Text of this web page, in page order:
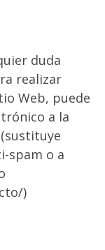
duda
realizar
Web, puede
a la
spam o a
)